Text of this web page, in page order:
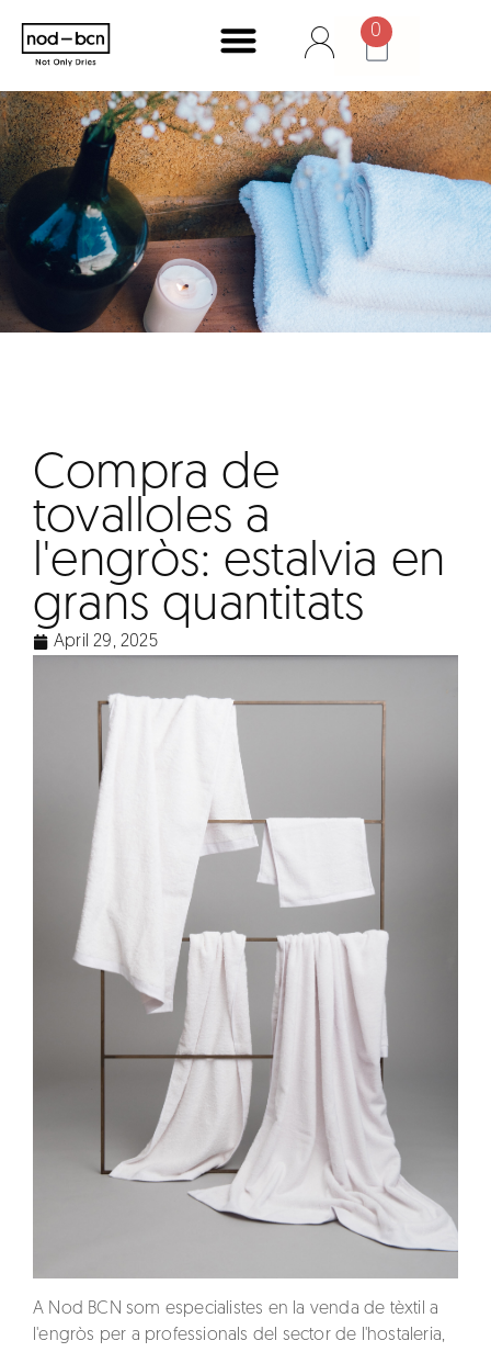
0
Compra de
tovalloles a
l'engròs: estalvia en
grans quantitats
April 29, 2025
A Nod BCN som especialistes en la venda de tèxtil a
l'engròs per a professionals del sector de l'hostaleria,